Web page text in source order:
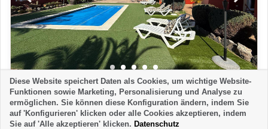
HAUS
3 JOTAS TIJARAFE A
Arecida - Tijarafe
Diese Website speichert Daten als Cookies, um wichtige Website-
Funktionen sowie Marketing, Personalisierung und Analyse zu
ermöglichen. Sie können diese Konfiguration ändern, indem Sie
auf 'Konfigurieren' klicken oder alle Cookies akzeptieren, indem
Sie auf 'Alle akzeptieren' klicken. Datenschutz